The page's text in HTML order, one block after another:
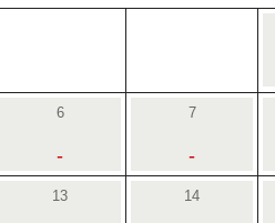
6
-
7
-
13 14